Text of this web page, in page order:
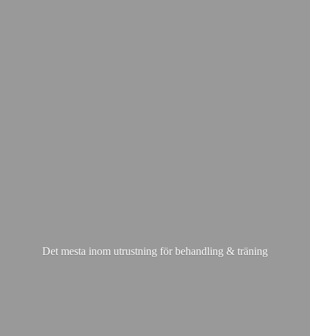
Det mesta inom utrustning för behandling & träning